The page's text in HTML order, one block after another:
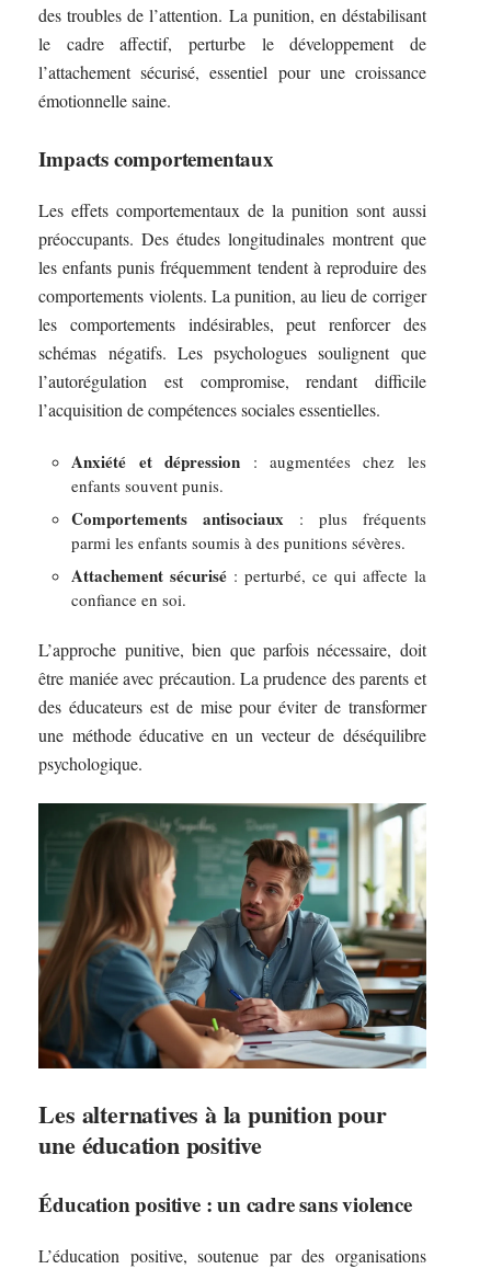
des troubles de l’attention. La punition, en déstabilisant
le cadre affectif, perturbe le développement de
l’attachement sécurisé, essentiel pour une croissance
émotionnelle saine.
Impacts comportementaux
Les effets comportementaux de la punition sont aussi
préoccupants. Des études longitudinales montrent que
les enfants punis fréquemment tendent à reproduire des
comportements violents. La punition, au lieu de corriger
les comportements indésirables, peut renforcer des
schémas négatifs. Les psychologues soulignent que
l’autorégulation est compromise, rendant difficile
l’acquisition de compétences sociales essentielles.
Anxiété et dépression : augmentées chez les
enfants souvent punis.
Comportements antisociaux : plus fréquents
parmi les enfants soumis à des punitions sévères.
Attachement sécurisé : perturbé, ce qui affecte la
confiance en soi.
L’approche punitive, bien que parfois nécessaire, doit
être maniée avec précaution. La prudence des parents et
des éducateurs est de mise pour éviter de transformer
une méthode éducative en un vecteur de déséquilibre
psychologique.
Les alternatives à la punition pour
une éducation positive
Éducation positive : un cadre sans violence
L’éducation positive, soutenue par des organisations